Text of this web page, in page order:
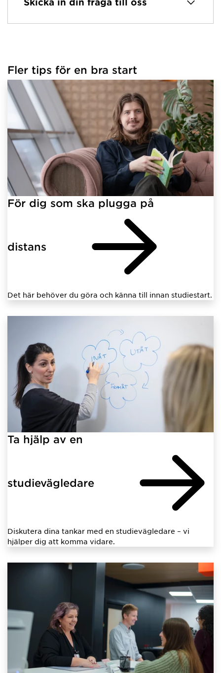
Fler tips för en bra start
För dig som ska plugga på
distans
Det här behöver du göra och känna till innan studiestart.
Ta hjälp av en
studievägledare
Diskutera dina tankar med en studievägledare – vi
hjälper dig att komma vidare.